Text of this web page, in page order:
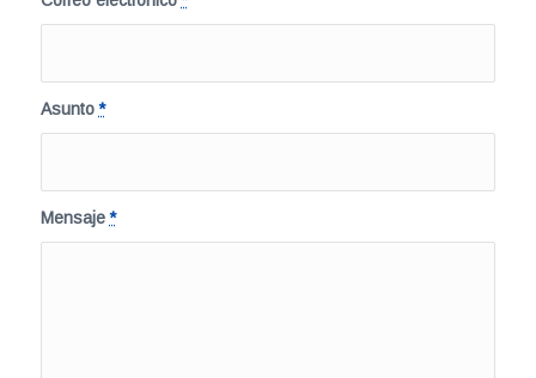
Asunto*
Mensaje*